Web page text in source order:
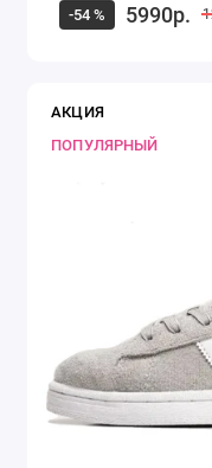
-54 % 5990р.
АКЦИЯ
ПОПУЛЯРНЫЙ